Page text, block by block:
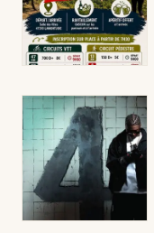
Actus à Fumel
Magazine à Fumel